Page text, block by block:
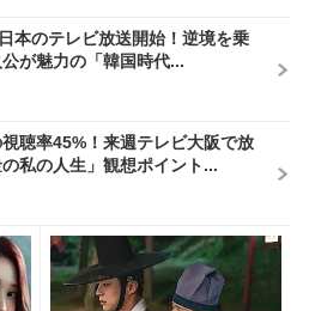
本のテレビ放送開始！逆境を乗
が魅力の「韓国時代...
聴率45%！来週テレビ大阪で放
私の人生」観想ポイント...